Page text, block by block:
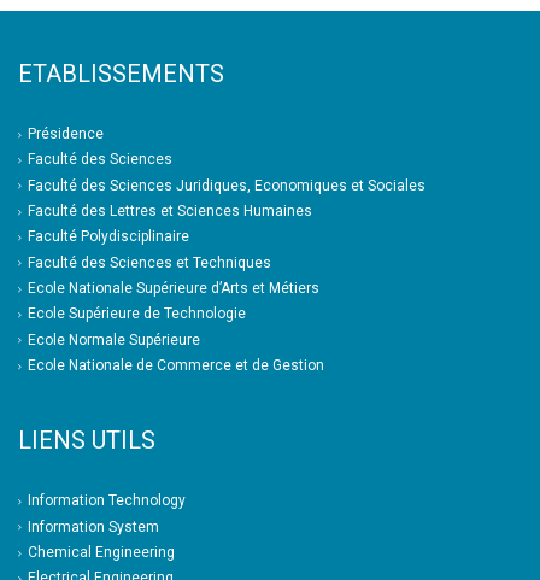
ETABLISSEMENTS
Présidence
Faculté des Sciences
Faculté des Sciences Juridiques, Economiques et Sociales
Faculté des Lettres et Sciences Humaines
Faculté Polydisciplinaire
Faculté des Sciences et Techniques
Ecole Nationale Supérieure d’Arts et Métiers
Ecole Supérieure de Technologie
Ecole Normale Supérieure
Ecole Nationale de Commerce et de Gestion
LIENS UTILS
Information Technology
Information System
Chemical Engineering